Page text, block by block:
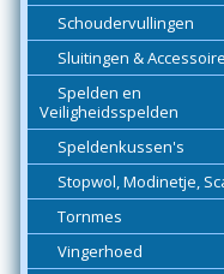
Schoudervullingen
Sluitingen &
Spelden en
Veiligheidsspelden
Speldenkussen's
Stopwol, Modinetje,
Tornmes
Vingerhoed